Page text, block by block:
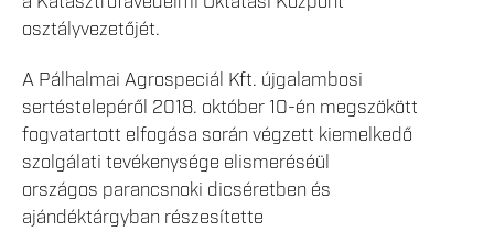
osztályvezetőjét.
A Pálhalmai Agrospeciál Kft. újgalambosi
sertéstelepéről 2018. október 10-én megszökött
fogvatartott elfogása során végzett kiemelkedő
szolgálati tevékenysége elismeréséül
országos parancsnoki dicséretben és
ajándéktárgyban részesítette